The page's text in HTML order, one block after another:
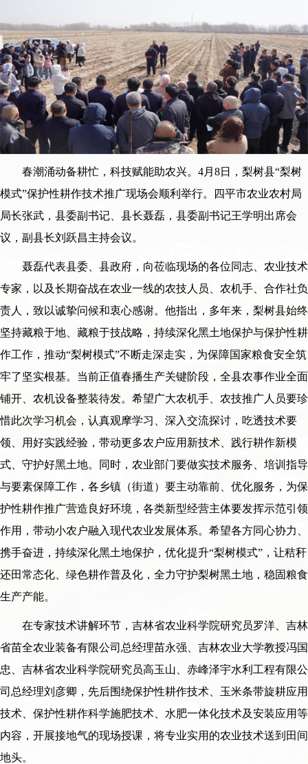
春潮涌动备耕忙，科技赋能助农兴。4月8日，梨树县“梨树
模式”保护性耕作技术推广现场会顺利举行。四平市农业农村局
局长张武，县委副书记、县长聂磊，县委副书记王学明出席会
议，副县长刘跃昌主持会议。
聂磊代表县委、县政府，向莅临现场的各位同志、农业技术
专家，以及长期奋战在农业一线的农技人员、农机手、合作社负
责人，致以诚挚问候和衷心感谢。他指出，多年来，梨树县始终
坚持藏粮于地、藏粮于技战略，持续深化黑土地保护与保护性耕
作工作，推动“梨树模式”不断走深走实，为保障国家粮食安全筑
牢了坚实根基。当前正值春播生产关键阶段，全县农事作业全面
铺开、农机设备整装待发。希望广大农机手、农技推广人员要珍
惜此次学习机会，认真观摩学习、深入交流探讨，吃透技术要
领、用好实践经验，带动更多农户应用新技术、践行耕作新模
式、守护好黑土地。同时，农业部门要做实技术服务、培训指导
与要素保障工作，各乡镇（街道）要主动靠前、优化服务，为保
护性耕作推广营造良好环境，各类新型经营主体要发挥示范引领
作用，带动小农户融入现代农业发展体系。希望各方同心协力、
携手奋进，持续深化黑土地保护，优化提升“梨树模式”，让秸秆
还田常态化、绿色耕作普及化，全力守护梨树黑土地，稳固粮食
生产产能。
在专家技术讲解环节，吉林省农业科学院研究员罗洋、吉林
省苗全农业装备有限公司总经理苗永强、吉林农业大学教授冯国
忠、吉林省农业科学院研究员高玉山、赤峰泽宇水利工程有限公
司总经理刘彦卿，先后围绕保护性耕作技术、玉米条带旋耕应用
技术、保护性耕作科学施肥技术、水肥一体化技术及安装应用等
内容，开展接地气的现场授课，将专业实用的农业技术送到田间
地头。